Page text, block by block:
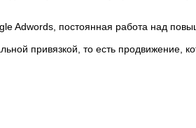
Adwords, постоянная работа над
привязкой, то есть продвижение,